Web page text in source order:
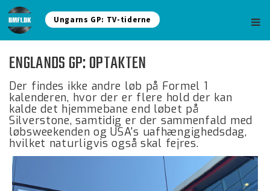
Ungarns GP: TV-tiderne
ENGLANDS GP: OPTAKTEN
Der findes ikke andre løb på Formel 1
kalenderen, hvor der er flere hold der kan
kalde det hjemmebane end løbet på
Silverstone, samtidig er der sammenfald med
løbsweekenden og USA's uafhængighedsdag,
hvilket naturligvis også skal fejres.